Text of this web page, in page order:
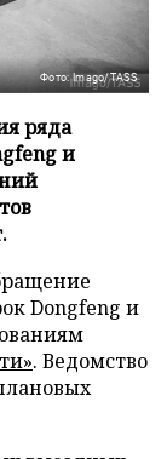
Фото: Imago/TASS
ряда
и
Dongfeng и
. Ведомство